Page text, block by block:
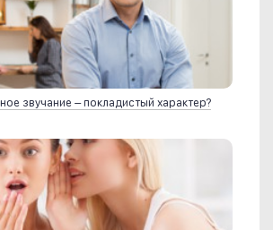
звучание – покладистый характер?